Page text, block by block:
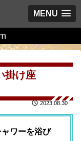
MENU
掛け座
2023.08.30
ワーを浴び